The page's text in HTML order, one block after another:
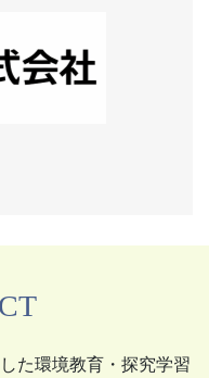
た環境教育・探究学習